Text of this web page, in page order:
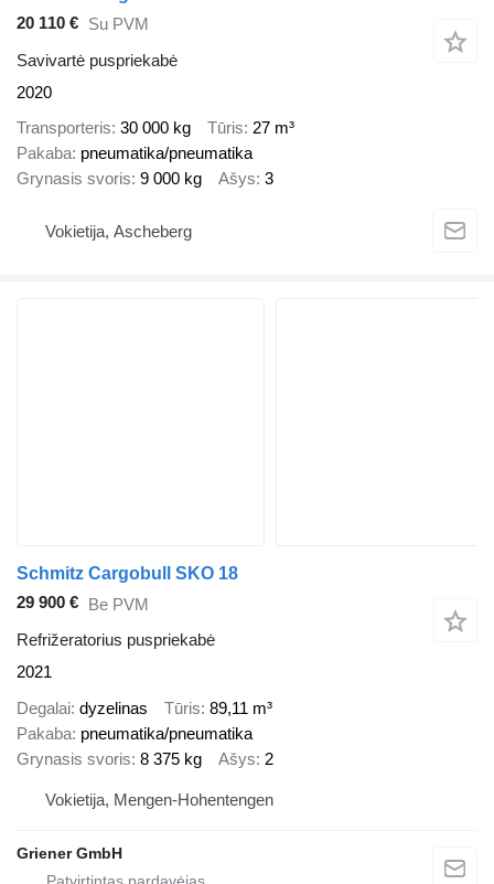
20 110 € Su PVM
Savivartė puspriekabė
2020
Transporteris 30 000 kg Tūris 27 m³
Pakaba pneumatika/pneumatika
Grynasis svoris 9 000 kg Ašys 3
Vokietija, Ascheberg
Schmitz Cargobull SKO 18
29 900 € Be PVM
Refrižeratorius puspriekabė
2021
Degalai dyzelinas Tūris 89,11 m³
Pakaba pneumatika/pneumatika
Grynasis svoris 8 375 kg Ašys 2
Vokietija, Mengen-Hohentengen
Griener GmbH